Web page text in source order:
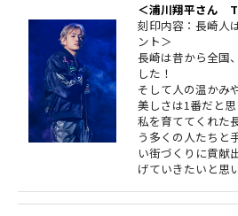
＜浦川翔平さん
刻印内容：長崎人
ント＞
長崎は昔から全国
した！
そして人の温かみ
美しさは1番だと思
私を育ててくれた
う多くの人たちと
い街づくりに貢献
げていきたいと思